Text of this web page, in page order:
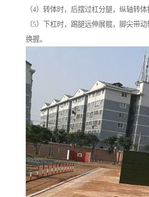
（4）转体时，后摆过杠分腿，纵轴转体
（5）下杠时，踢腿远伸展髋，脚尖带
换握。